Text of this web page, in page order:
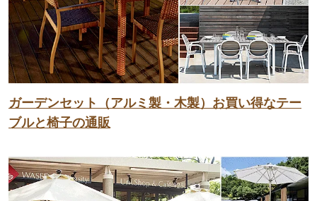
ガーデンセット（アルミ製・木製）お買い得なテー
ブルと椅子の通販